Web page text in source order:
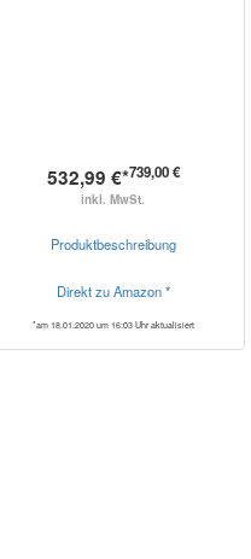
532,99 €*739,00 €
inkl. MwSt.
Produktbeschreibung
Direkt zu Amazon *
*am 18.01.2020 um 16:03 Uhr aktualisiert